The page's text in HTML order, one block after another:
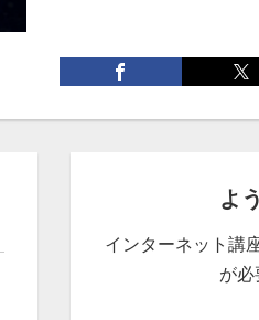
よ
インターネット講
が必